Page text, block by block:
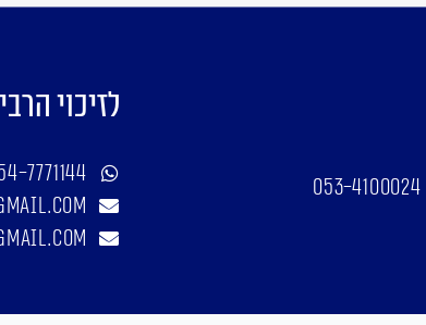
לזיכוי
054-7771144 וואטצאפ